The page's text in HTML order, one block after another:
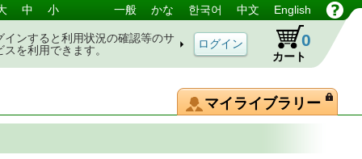
中 小 一般 かな 한국어 中文 English
インすると利用状況の確認等のサ
スを利用できます。
カート
0
マイライブラリー